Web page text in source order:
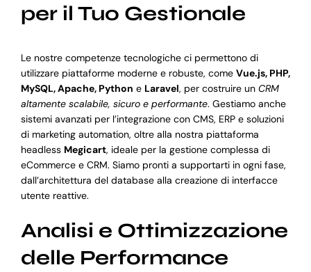
per il Tuo Gestionale
Le nostre competenze tecnologiche ci permettono di
utilizzare piattaforme moderne e robuste, come Vue.js, PHP,
MySQL, Apache, Python e Laravel, per costruire un CRM
altamente scalabile, sicuro e performante. Gestiamo anche
sistemi avanzati per l’integrazione con CMS, ERP e soluzioni
di marketing automation, oltre alla nostra piattaforma
headless Megicart, ideale per la gestione complessa di
eCommerce e CRM. Siamo pronti a supportarti in ogni fase,
dall’architettura del database alla creazione di interfacce
utente reattive.
Analisi e Ottimizzazione
delle Performance